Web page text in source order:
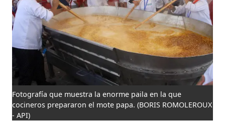
Fotografía que muestra la enorme paila en la que
cocineros prepararon el mote papa. (BORIS ROMOLEROUX
- API)